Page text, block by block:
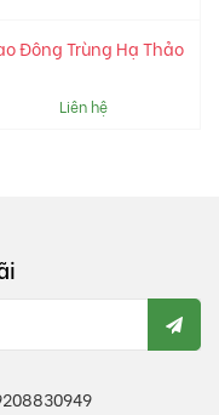
Đông Trùng Hạ Thảo
Liên hệ